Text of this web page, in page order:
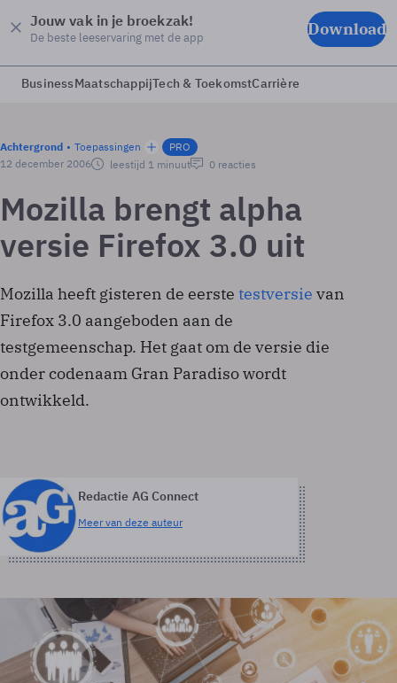
Jouw vak in je broekzak!
De beste leeservaring met de app Download
BusinessMaatschappijTech & ToekomstCarrière
Achtergrond Toepassingen
PRO
12 december 2006
leestijd 1 minuut 0 reacties
Mozilla brengt alpha
versie Firefox 3.0 uit
Mozilla heeft gisteren de eerste testversie van
Firefox 3.0 aangeboden aan de
testgemeenschap. Het gaat om de versie die
onder codenaam Gran Paradiso wordt
ontwikkeld.
Redactie AG Connect
Meer van deze auteur